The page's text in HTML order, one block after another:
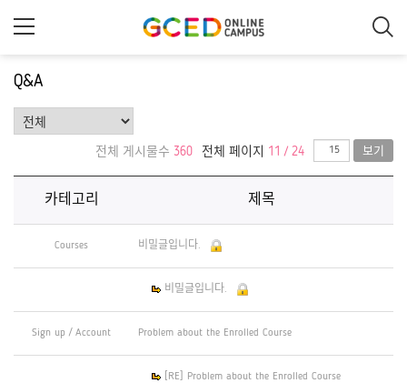
Q&A
전체 게시물수 360 전체 페이지 11 / 24 보기
카테고리 제목
Courses 비밀글입니다.
비밀글입니다.
Sign up / Account Problem about the Enrolled Course
[RE] Problem about the Enrolled Course